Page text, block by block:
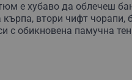
е хубаво да облечеш
втори чифт чорапи,
с обикновена памучна